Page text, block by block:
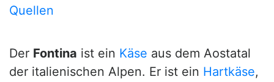
Quellen
Der Fontina ist ein Käse aus dem Aostatal
der italienischen Alpen. Er ist ein Hartkäse,